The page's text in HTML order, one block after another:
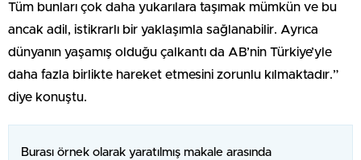
Tüm bunları çok daha yukarılara taşımak mümkün ve bu
ancak adil, istikrarlı bir yaklaşımla sağlanabilir. Ayrıca
dünyanın yaşamış olduğu çalkantı da AB’nin Türkiye’yle
daha fazla birlikte hareket etmesini zorunlu kılmaktadır.”
diye konuştu.
Burası örnek olarak yaratılmış makale arasında